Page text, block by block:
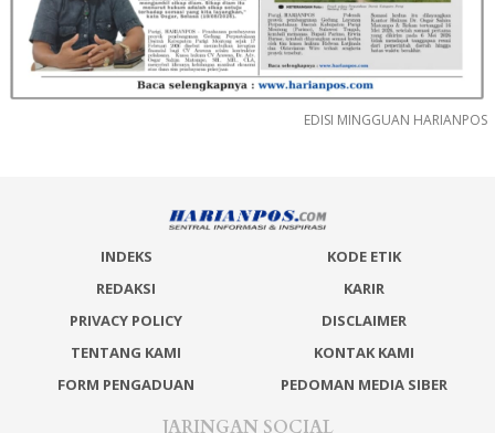
EDISI MINGGUAN HARIANPOS
INDEKS
KODE ETIK
REDAKSI
KARIR
PRIVACY POLICY
DISCLAIMER
TENTANG KAMI
KONTAK KAMI
FORM PENGADUAN
PEDOMAN MEDIA SIBER
JARINGAN SOCIAL